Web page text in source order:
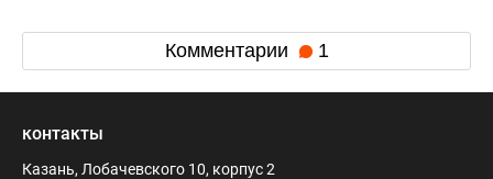
Комментарии 1
контакты
Казань, Лобачевского 10, корпус 2